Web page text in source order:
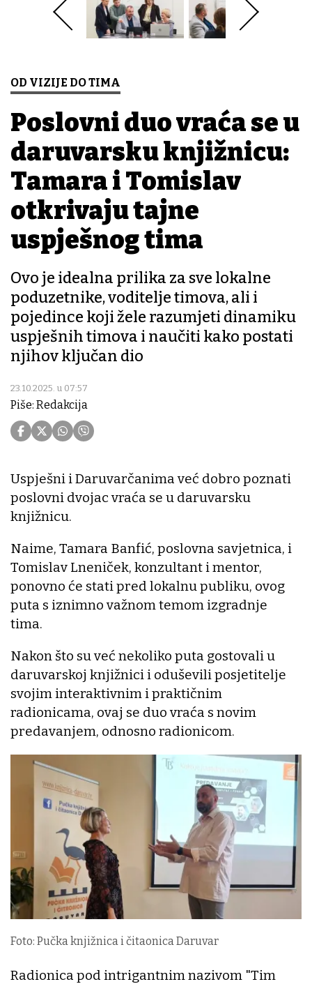
OD VIZIJE DO TIMA
Poslovni duo vraća se u
daruvarsku knjižnicu:
Tamara i Tomislav
otkrivaju tajne
uspješnog tima
Ovo je idealna prilika za sve lokalne
poduzetnike, voditelje timova, ali i
pojedince koji žele razumjeti dinamiku
uspješnih timova i naučiti kako postati
njihov ključan dio
23.10.2025. u 07:57
Piše: Redakcija
Uspješni i Daruvarčanima već dobro poznati
poslovni dvojac vraća se u daruvarsku
knjižnicu.
Naime, Tamara Banfić, poslovna savjetnica, i
Tomislav Lneniček, konzultant i mentor,
ponovno će stati pred lokalnu publiku, ovog
puta s iznimno važnom temom izgradnje
tima.
Nakon što su već nekoliko puta gostovali u
daruvarskoj knjižnici i oduševili posjetitelje
svojim interaktivnim i praktičnim
radionicama, ovaj se duo vraća s novim
predavanjem, odnosno radionicom.
Foto: Pučka knjižnica i čitaonica Daruvar
Radionica pod intrigantnim nazivom "Tim